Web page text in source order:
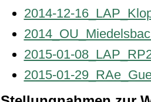
2014-12-
2015-01-
2015-01-